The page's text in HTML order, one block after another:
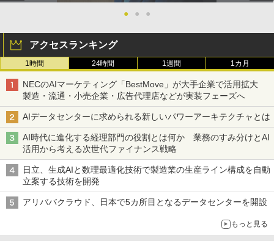
●
● ●
アクセスランキング
1時間 24時間 1週間 1カ月
NECのAIマーケティング「BestMove」が大手企業で活用拡大
製造・流通・小売企業・広告代理店などが実装フェーズへ
AIデータセンターに求められる新しいパワーアーキテクチャとは
AI時代に進化する経理部門の役割とは何か 業務のすみ分けとAI
活用から考える次世代ファイナンス戦略
日立、生成AIと数理最適化技術で製造業の生産ライン構成を自動
立案する技術を開発
アリババクラウド、日本で5カ所目となるデータセンターを開設
もっと見る